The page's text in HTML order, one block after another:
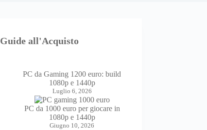
Guide all'Acquisto
PC da Gaming 1200 euro: build
1080p e 1440p
Luglio 6, 2026
PC da 1000 euro per giocare in
1080p e 1440p
Giugno 10, 2026